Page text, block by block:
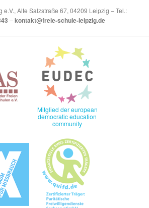
e.V., Alte Salzstraße 67, 04209 Leipzig – Tel.:
–kontakt@freie-schule-leipzig.de
Mitglied der european
democratic education
community